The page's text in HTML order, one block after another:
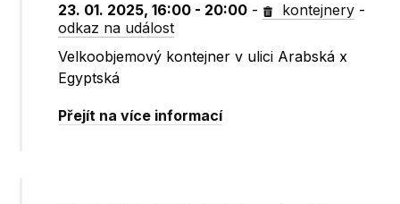
23. 01. 2025, 16:00 - 20:00 - kontejnery -
odkaz na událost
Velkoobjemový kontejner v ulici Arabská x
Egyptská
Přejít na více informací